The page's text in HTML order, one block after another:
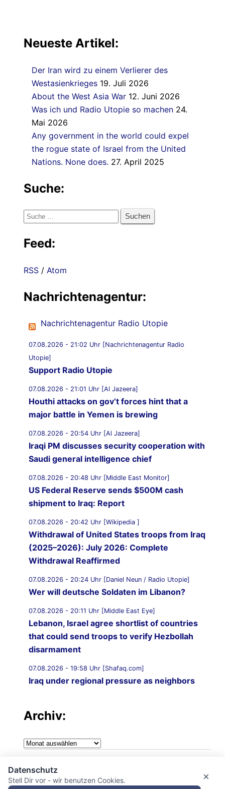
Neueste Artikel:
Der Iran wird zu einem Verlierer des
Westasienkrieges 19. Juli 2026
About the West Asia War 12. Juni 2026
Was ich und Radio Utopie so machen 24.
Mai 2026
Any government in the world could expel
the rogue state of Israel from the United
Nations. None does. 27. April 2025
Suche:
Suche
Feed:
RSS / Atom
Nachrichtenagentur:
Nachrichtenagentur Radio Utopie
07.08.2026 - 21:02 Uhr [Nachrichtenagentur Radio
Utopie]
Support Radio Utopie
07.08.2026 - 21:01 Uhr [Al Jazeera]
Houthi attacks on gov’t forces hint that a
major battle in Yemen is brewing
07.08.2026 - 20:54 Uhr [Al Jazeera]
Iraqi PM discusses security cooperation with
Saudi general intelligence chief
07.08.2026 - 20:48 Uhr [Middle East Monitor]
US Federal Reserve sends $500M cash
shipment to Iraq: Report
07.08.2026 - 20:42 Uhr [Wikipedia ]
Withdrawal of United States troops from Iraq
(2025–2026): July 2026: Complete
Withdrawal Reaffirmed
07.08.2026 - 20:24 Uhr [Daniel Neun / Radio Utopie]
Wer will deutsche Soldaten im Libanon?
07.08.2026 - 20:11 Uhr [Middle East Eye]
Lebanon, Israel agree shortlist of countries
that could send troops to verify Hezbollah
disarmament
07.08.2026 - 19:58 Uhr [Shafaq.com]
Iraq under regional pressure as neighbors
07.08.2026 - 19:49 Uhr [Middle East Eye]
attacks by Iraqi groups and Yemen‘s Houthis
‘Attack on one is attack on all’: Saudi Arabia,
Turkiye and Pakistan sign landmark Mecca
Archiv:
Archiv:
Impressum
Datenschutzerklärung
×
Datenschutz
Stell Dir vor - wir benutzen Cookies.